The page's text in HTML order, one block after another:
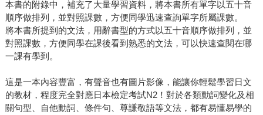
本書的附錄中，補充了大量學習資料，將本書所有單字以五十音
順序做排列，並對照課數，方便同學迅速查詢單字所屬課數。
將本書所提到的文法，用辭書型的方式以五十音順序做排列，並
對照課數，方便同學在課後看到熟悉的文法，可以快速查閱在哪
一課有學到。
這是一本內容豐富，有聲音也有圖片影像，能讓你輕鬆學習日文
的教材，程度完全對應日本檢定考試N2！對於各類動詞變化及相
關句型、自他動詞、條件句、尊謙敬語等文法，都有易懂易學的